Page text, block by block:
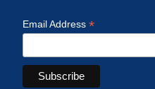
Email Address *